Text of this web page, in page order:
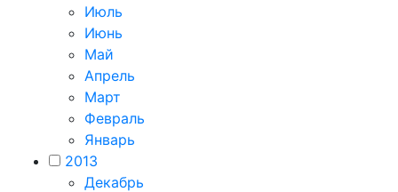
Июль
Июнь
Май
Апрель
Март
Февраль
Январь
2013
Декабрь